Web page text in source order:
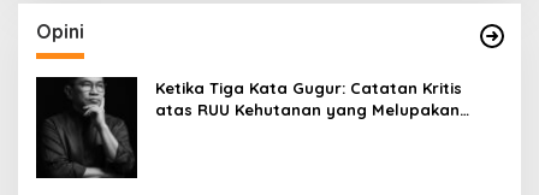
Opini
Ketika Tiga Kata Gugur: Catatan Kritis
atas RUU Kehutanan yang Melupakan